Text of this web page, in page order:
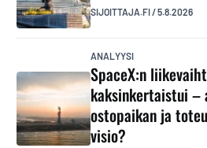
SIJOITTAJA.FI/5.8.2026
ANALYYSI
SpaceX:n
kaksinkertaistui –
ostopaikan ja
visio?